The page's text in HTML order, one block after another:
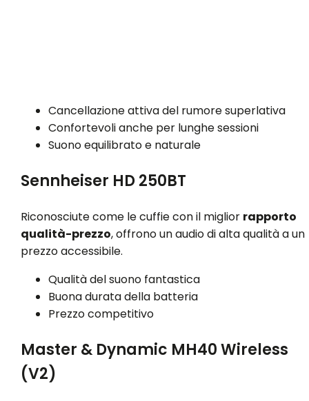
Cancellazione attiva del rumore superlativa
Confortevoli anche per lunghe sessioni
Suono equilibrato e naturale
Sennheiser HD 250BT
Riconosciute come le cuffie con il miglior rapporto
qualità-prezzo, offrono un audio di alta qualità a un
prezzo accessibile.
Qualità del suono fantastica
Buona durata della batteria
Prezzo competitivo
Master & Dynamic MH40 Wireless
(V2)